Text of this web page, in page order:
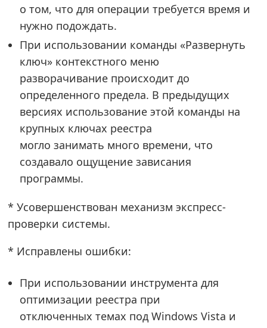
о том, что для операции требуется время и
нужно подождать.
При использовании команды «Развернуть
ключ» контекстного меню
разворачивание происходит до
определенного предела. В предыдущих
версиях использование этой команды на
крупных ключах реестра
могло занимать много времени, что
создавало ощущение зависания
программы.
* Усовершенствован механизм экспресс-
проверки системы.
* Исправлены ошибки:
При использовании инструмента для
оптимизации реестра при
отключенных темах под Windows Vista и